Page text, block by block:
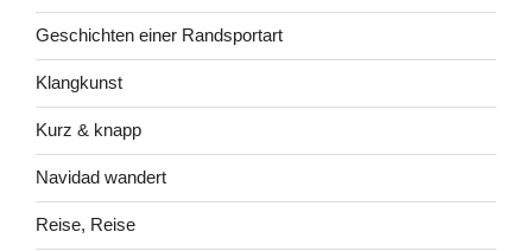
Geschichten einer Randsportart
Klangkunst
Kurz & knapp
Navidad wandert
Reise, Reise